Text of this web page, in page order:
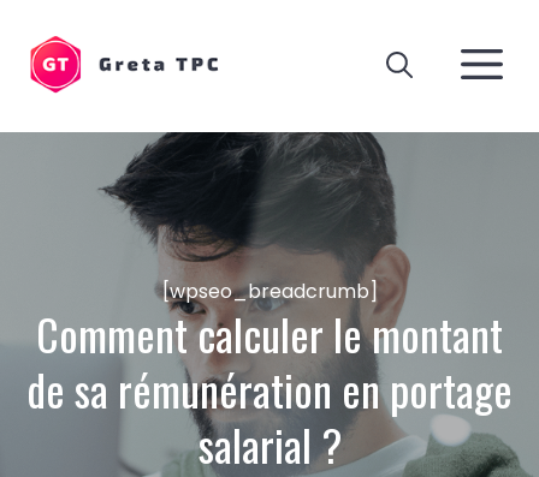
contenu
[wpseo_breadcrumb]
Comment calculer le montant
de sa rémunération en portage
salarial ?